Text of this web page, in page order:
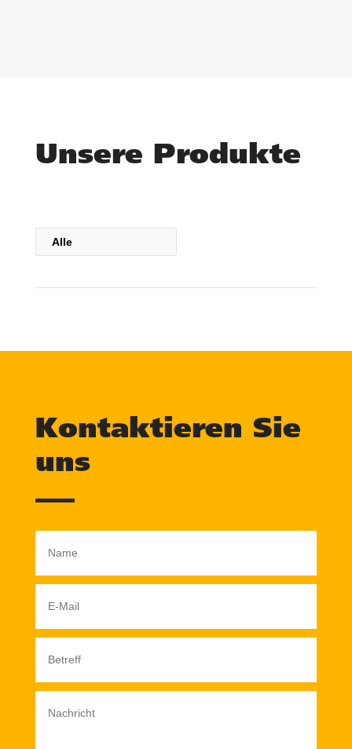
Unsere Produkte
Alle
Kontaktieren Sie
uns